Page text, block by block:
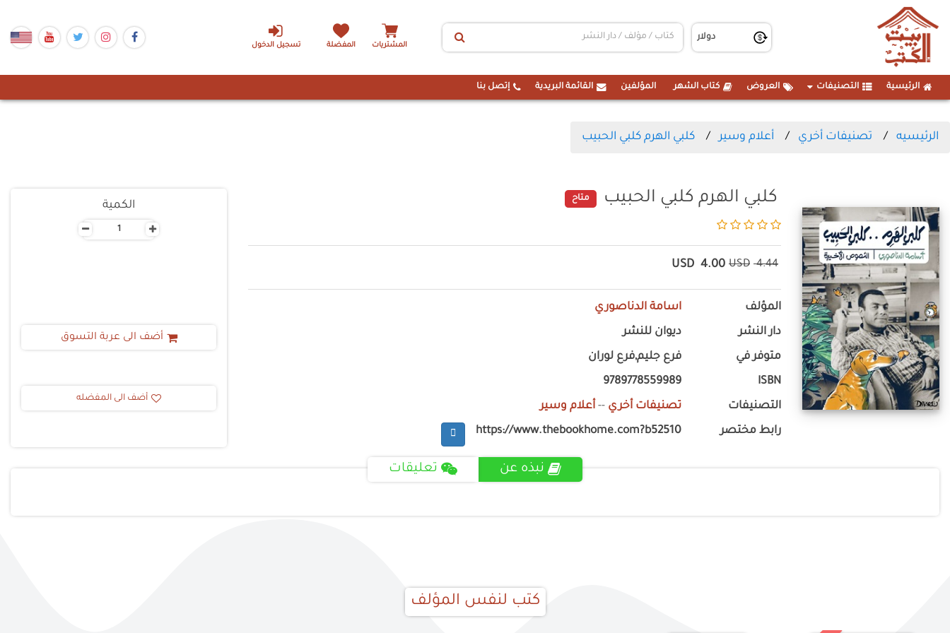
تسجيل الدخول المشتريات المفضلة
الرئيسية التصنيفات العروض كتاب الشهر المؤلفين القائمة البريدية إتصل بنا
الرئيسيه تصنيفات أخري أعلام وسير كلبي الهرم كلبي الحبيب
كلبي الهرم كلبي الحبيب متاح
4.44
USD
4.00
USD
المؤلف اسامة الدناصوري
دار النشر ديوان للنشر
متوفر في فرع جليم,فرع لوران
ISBN
9789778559989
التصنيفات تصنيفات أخري -- أعلام وسير
رابط مختصر https://www.thebookhome.com?b52510
الكمية
- +
أضف الى عربة التسوق
أضف الى المفضله
نبذه عن تعليقات
كتب لنفس المؤلف